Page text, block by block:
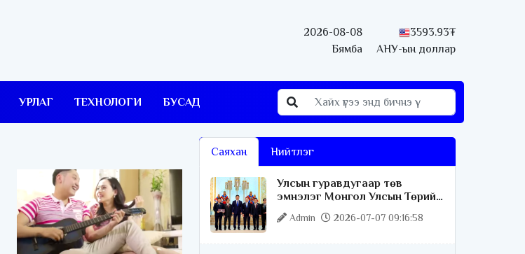
2026-08-08
Бямба
3593.93₮
АНУ-ын доллар
УРЛАГ ТЕХНОЛОГИ БУСАД
Саяхан Нийтлэг
Улсын гуравдугаар төв
эмнэлэг Монгол Улсын Төрийн
соёрхлыг 4 дэх удаагаа
хүртлээ
Admin 2026-07-07 09:16:58